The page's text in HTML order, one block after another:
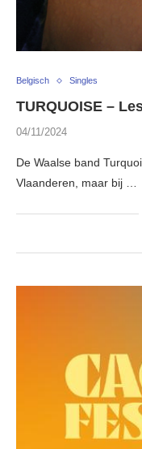
Belgisch Singles
TURQUOISE –
04/11/2024
De Waalse band
Vlaanderen, maar bij …